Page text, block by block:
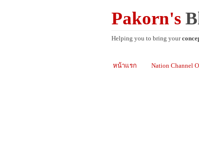
Pakorn's
Helping you to bring your
หน้าแรก Nation Channel